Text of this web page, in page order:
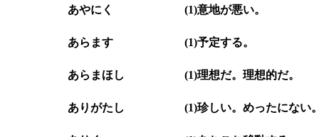
あやにく (1)意地が悪い。
あらます (1)予定する。
あらまほし (1)理想だ。理想的だ。
ありがたし (1)珍しい。めったにない